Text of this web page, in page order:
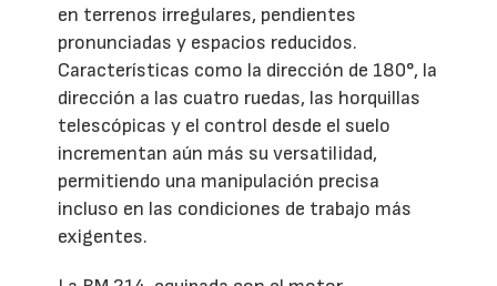
en terrenos irregulares, pendientes
pronunciadas y espacios reducidos.
Características como la dirección de 180°, la
dirección a las cuatro ruedas, las horquillas
telescópicas y el control desde el suelo
incrementan aún más su versatilidad,
permitiendo una manipulación precisa
incluso en las condiciones de trabajo más
exigentes.